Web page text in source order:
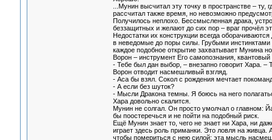
...Мунин высчитал эту точку в пространстве –
рассчитал также время, но невозможно
Получилось неплохо. Бессмысленная драка,
беззащитных и желают до сих пор – враг прочёл
Недостатки их конструкции всегда
в неведомые до поры силы. Грубыми инстинктами
каждое подобное открытие захватывает Мунина
Ворон – инструмент Его самопознания,
- Тебе был дан выбор, – внезапно говорит Хара.
Ворон отводит насмешливый взгляд.
- Аса бы взял. Сокол с рождения мечтает
- А если без шуток?
- Мысли Дракона темны. Я боюсь на него
Хара довольно скалится.
Мунин не солгал. Он просто умолчал о главном:
бы поостеречься и не пойти на подобный риск.
Ещё Мунин знает то, чего не знает ни Хара, ни
играет здесь роль приманки. Это ловля на живца.
чтобы помериться с нею силой: эта мысль